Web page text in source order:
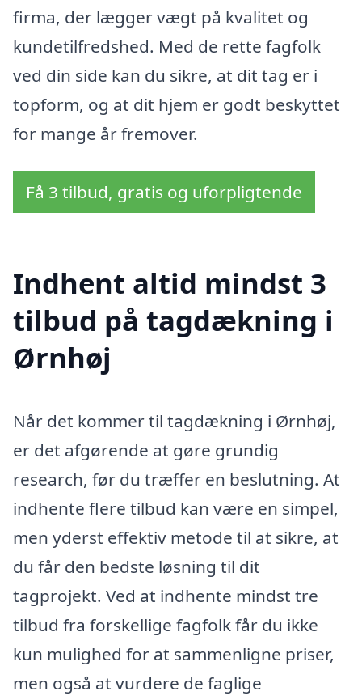
firma, der lægger vægt på kvalitet og
kundetilfredshed. Med de rette fagfolk
ved din side kan du sikre, at dit tag er i
topform, og at dit hjem er godt beskyttet
for mange år fremover.
Få 3 tilbud, gratis og uforpligtende
Indhent altid mindst 3
tilbud på tagdækning i
Ørnhøj
Når det kommer til tagdækning i Ørnhøj,
er det afgørende at gøre grundig
research, før du træffer en beslutning. At
indhente flere tilbud kan være en simpel,
men yderst effektiv metode til at sikre, at
du får den bedste løsning til dit
tagprojekt. Ved at indhente mindst tre
tilbud fra forskellige fagfolk får du ikke
kun mulighed for at sammenligne priser,
men også at vurdere de faglige